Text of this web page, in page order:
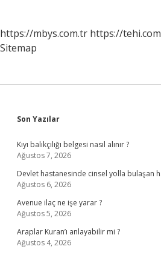
https://mbys.com.tr https://
Sitemap
Sidebar
Son Yazılar
Kıyı balıkçılığı belgesi nasıl alınır ?
Ağustos 7, 2026
Devlet hastanesinde cinsel yolla bulaşan
Ağustos 6, 2026
Avenue ilaç ne işe yarar ?
Ağustos 5, 2026
Araplar Kuran’ı anlayabilir mi ?
Ağustos 4, 2026